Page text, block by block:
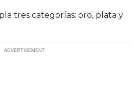
tres categorías: oro, plata y